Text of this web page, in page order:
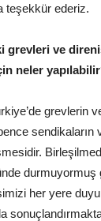
teşekkür ederiz.
grevleri ve
neler
grevlerin
sendikaların
durmuyormuş
her yere